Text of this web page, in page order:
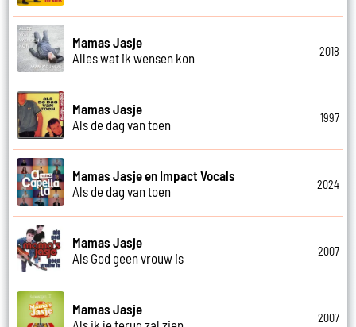
Mamas Jasje
Alles wat ik wensen kon
2018
Mamas Jasje
Als de dag van toen
1997
Mamas Jasje en Impact Vocals
Als de dag van toen
2024
Mamas Jasje
Als God geen vrouw is
2007
Mamas Jasje
2007